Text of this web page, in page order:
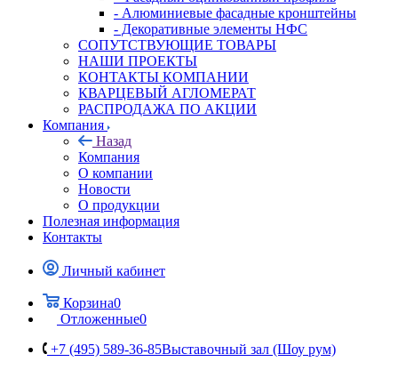
- Алюминиевые фасадные кронштейны
- Декоративные элементы НФС
СОПУТСТВУЮЩИЕ ТОВАРЫ
НАШИ ПРОЕКТЫ
КОНТАКТЫ КОМПАНИИ
КВАРЦЕВЫЙ АГЛОМЕРАТ
РАСПРОДАЖА ПО АКЦИИ
Компания
Назад
Компания
О компании
Новости
О продукции
Полезная информация
Контакты
Личный кабинет
Корзина0
Отложенные0
+7 (495) 589-36-85Выставочный зал (Шоу рум)